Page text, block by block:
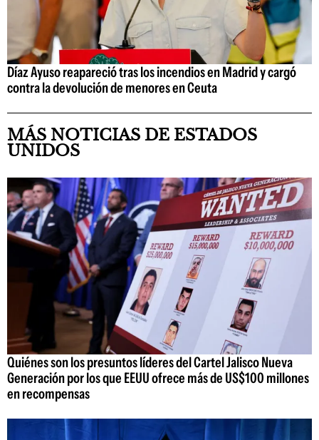
Díaz Ayuso reapareció tras los incendios en Madrid y cargó
contra la devolución de menores en Ceuta
MÁS NOTICIAS DE ESTADOS
UNIDOS
Quiénes son los presuntos líderes del Cartel Jalisco Nueva
Generación por los que EEUU ofrece más de US$100 millones
en recompensas